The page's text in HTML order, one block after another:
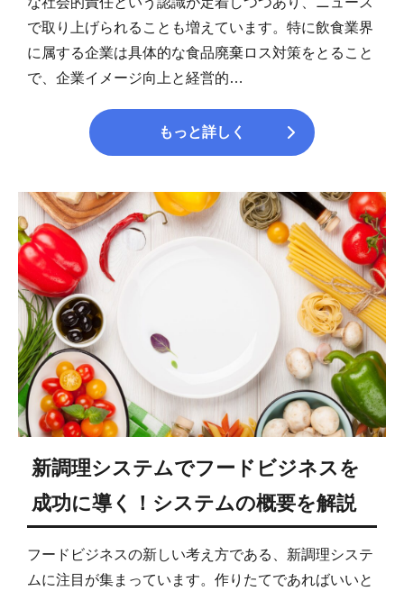
で取り上げられることも増えています。特に飲食業界
に属する企業は具体的な食品廃棄ロス対策をとること
で、企業イメージ向上と経営的…
もっと詳しく
新調理システムでフードビジネスを
成功に導く！システムの概要を解説
フードビジネスの新しい考え方である、新調理システ
ムに注目が集まっています。作りたてであればいいと